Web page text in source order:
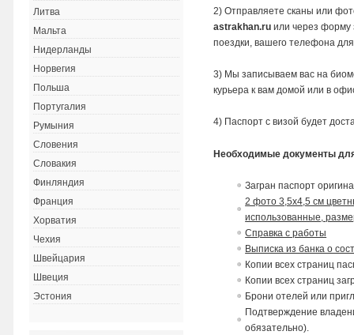
2) Отправляете сканы или
astrakhan.ru или через форму
поездки, вашего телефона
3) Мы записываем вас на
курьера к вам домой или в
4) Паспорт с визой будет
Необходимые документы
Загран паспорт
2 фото 3,5х4,5 см
использованные,
Справка с работы
Выписка из банка о
Копии всех страниц
Копии всех страниц
Брони отелей или
Подтверждение
обязательно).
Литва
Мальта
Нидерланды
Норвегия
Польша
Португалия
Румыния
Словения
Словакия
Финляндия
Франция
Хорватия
Чехия
Швейцария
Швеция
Эстония